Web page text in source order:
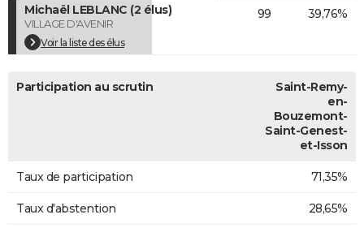
Michaël LEBLANC (2 élus)
VILLAGE D'AVENIR
Voir la liste des élus
99 39,76%
Participation au scrutin
Saint-Remy-
en-
Bouzemont-
Saint-Genest-
et-Isson
Taux de participation 71,35%
Taux d'abstention 28,65%